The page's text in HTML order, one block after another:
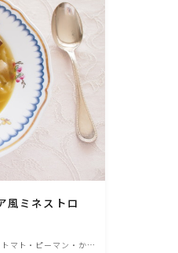
風ミネストロ
マト・ピーマン・かぼ